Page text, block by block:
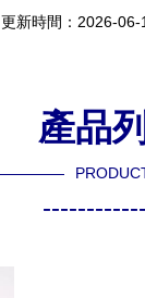
更新時間：2026-06-
產品